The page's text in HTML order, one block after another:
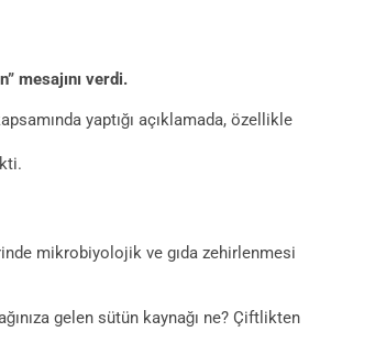
mesajını verdi.
yaptığı açıklamada, özellikle
mikrobiyolojik ve gıda zehirlenmesi
gelen sütün kaynağı ne? Çiftlikten